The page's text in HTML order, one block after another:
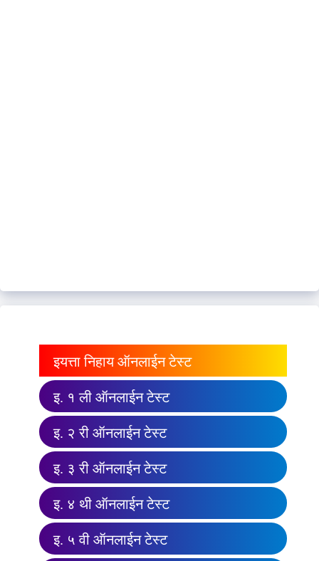
इयत्ता निहाय ऑनलाईन टेस्ट
इ. १ ली ऑनलाईन टेस्ट
इ. २ री ऑनलाईन टेस्ट
इ. ३ री ऑनलाईन टेस्ट
इ. ४ थी ऑनलाईन टेस्ट
इ. ५ वी ऑनलाईन टेस्ट